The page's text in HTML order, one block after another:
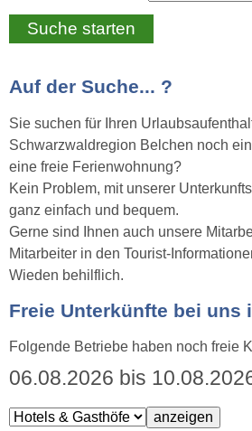
Auf der Suche... ?
Sie suchen für Ihren
Schwarzwaldregion Belchen noch
eine freie Ferienwohnung?
Kein Problem, mit unserer
ganz einfach und bequem.
Gerne sind Ihnen auch unsere
Mitarbeiter in den Tourist-
Wieden behilflich.
Freie Unterkünfte bei uns
Folgende Betriebe haben noch freie
06.08.2026 bis